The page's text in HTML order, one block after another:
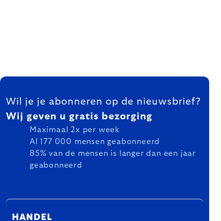
FOOTER
Wil je je abonneren op de nieuwsbrief?
Wij geven u gratis bezorging
Maximaal 2x per week
Al 177 000 mensen geabonneerd
85% van de mensen is langer dan een jaar
geabonneerd
HANDEL